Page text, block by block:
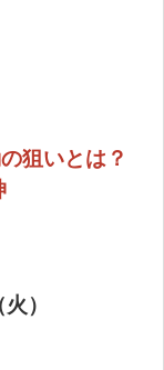
狙いとは？
）